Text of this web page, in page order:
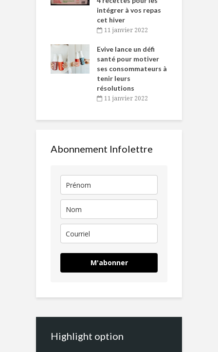
intégrer à vos repas
cet hiver
11 janvier 2022
Evive lance un défi
santé pour motiver
ses consommateurs à
tenir leurs
résolutions
11 janvier 2022
Abonnement Infolettre
M'abonner
Highlight option